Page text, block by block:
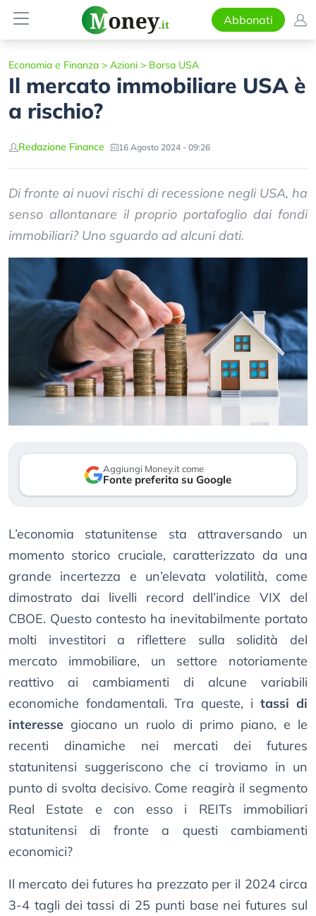
Abbonati
Economia e Finanza > Azioni > Borsa USA
Il mercato immobiliare USA è
a rischio?
Redazione Finance 16 Agosto 2024 - 09:26
Di fronte ai nuovi rischi di recessione negli USA, ha
senso allontanare il proprio portafoglio dai fondi
immobiliari? Uno sguardo ad alcuni dati.
Aggiungi Money.it come
Fonte preferita su Google
L’economia statunitense sta attraversando un
momento storico cruciale, caratterizzato da una
grande incertezza e un’elevata volatilità, come
dimostrato dai livelli record dell’indice VIX del
CBOE. Questo contesto ha inevitabilmente portato
molti investitori a riflettere sulla solidità del
mercato immobiliare, un settore notoriamente
reattivo ai cambiamenti di alcune variabili
economiche fondamentali. Tra queste, i tassi di
interesse giocano un ruolo di primo piano, e le
recenti dinamiche nei mercati dei futures
statunitensi suggeriscono che ci troviamo in un
punto di svolta decisivo. Come reagirà il segmento
Real Estate e con esso i REITs immobiliari
statunitensi di fronte a questi cambiamenti
economici?
Il mercato dei futures ha prezzato per il 2024 circa
3-4 tagli dei tassi di 25 punti base nei futures sul